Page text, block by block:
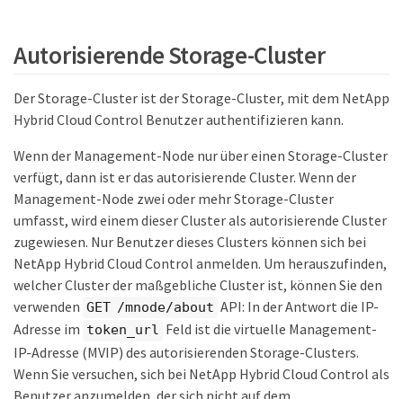
Autorisierende Storage-Cluster
Der Storage-Cluster ist der Storage-Cluster, mit dem NetApp
Hybrid Cloud Control Benutzer authentifizieren kann.
Wenn der Management-Node nur über einen Storage-Cluster
verfügt, dann ist er das autorisierende Cluster. Wenn der
Management-Node zwei oder mehr Storage-Cluster
umfasst, wird einem dieser Cluster als autorisierende Cluster
zugewiesen. Nur Benutzer dieses Clusters können sich bei
NetApp Hybrid Cloud Control anmelden. Um herauszufinden,
welcher Cluster der maßgebliche Cluster ist, können Sie den
verwenden GET /mnode/about API: In der Antwort die IP-
Adresse im token_url Feld ist die virtuelle Management-
IP-Adresse (MVIP) des autorisierenden Storage-Clusters.
Wenn Sie versuchen, sich bei NetApp Hybrid Cloud Control als
Benutzer anzumelden, der sich nicht auf dem